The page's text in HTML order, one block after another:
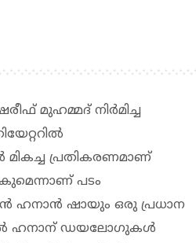
മുഹമ്മദ് നിർമിച്ച
പ്രതികരണമാണ്
പടം
ഹനാൻ ഷായും ഒരു പ്രധാന
ഹനാന് ഡയലോഗുകൾ